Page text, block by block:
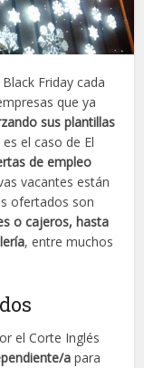
Friday cada
que ya
sus plantillas
es el caso de El
de empleo
vacantes están
ofertados son
o cajeros, hasta
, entre muchos
el Corte Inglés
a para